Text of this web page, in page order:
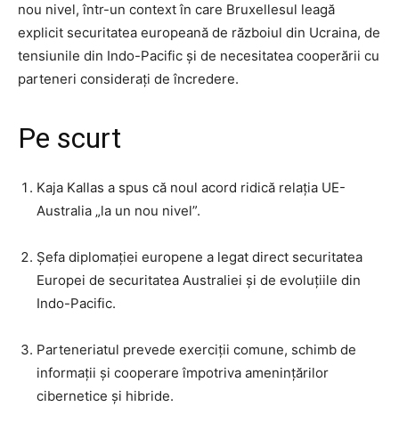
nou nivel, într-un context în care Bruxellesul leagă
explicit securitatea europeană de războiul din Ucraina, de
tensiunile din Indo-Pacific și de necesitatea cooperării cu
parteneri considerați de încredere.
Pe scurt
Kaja Kallas a spus că noul acord ridică relația UE-
Australia „la un nou nivel”.
Șefa diplomației europene a legat direct securitatea
Europei de securitatea Australiei și de evoluțiile din
Indo-Pacific.
Parteneriatul prevede exerciții comune, schimb de
informații și cooperare împotriva amenințărilor
cibernetice și hibride.